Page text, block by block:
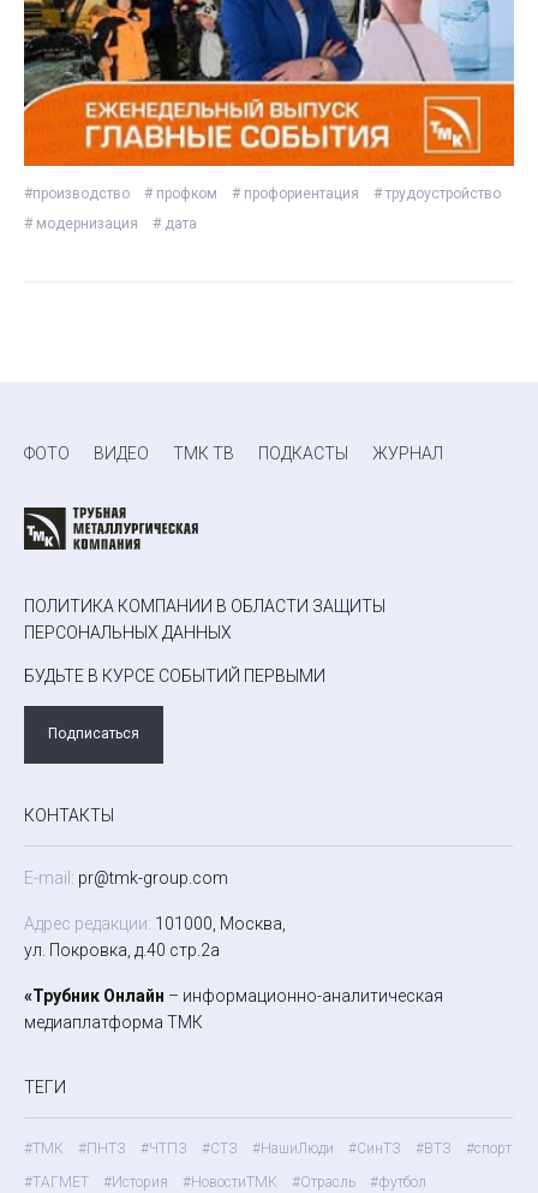
#производство # профком # профориентация
# трудоустройство
# модернизация
# дата
ФОТО ВИДЕО ТМК ТВ ПОДКАСТЫ ЖУРНАЛ
ПОЛИТИКА КОМПАНИИ В ОБЛАСТИ ЗАЩИТЫ
ПЕРСОНАЛЬНЫХ ДАННЫХ
БУДЬТЕ В КУРСЕ СОБЫТИЙ ПЕРВЫМИ
Подписаться
КОНТАКТЫ
E-mail: pr@tmk-group.com
Адрес редакции: 101000, Москва,
ул. Покровка, д.40 стр.2а
«Трубник Онлайн – информационно-аналитическая
медиаплатформа ТМК
ТЕГИ
#ТМК #ПНТЗ #ЧТПЗ #СТЗ #НашиЛюди #СинТЗ #ВТЗ
#спорт
#ТАГМЕТ
#История #НовостиТМК #Отрасль #футбол